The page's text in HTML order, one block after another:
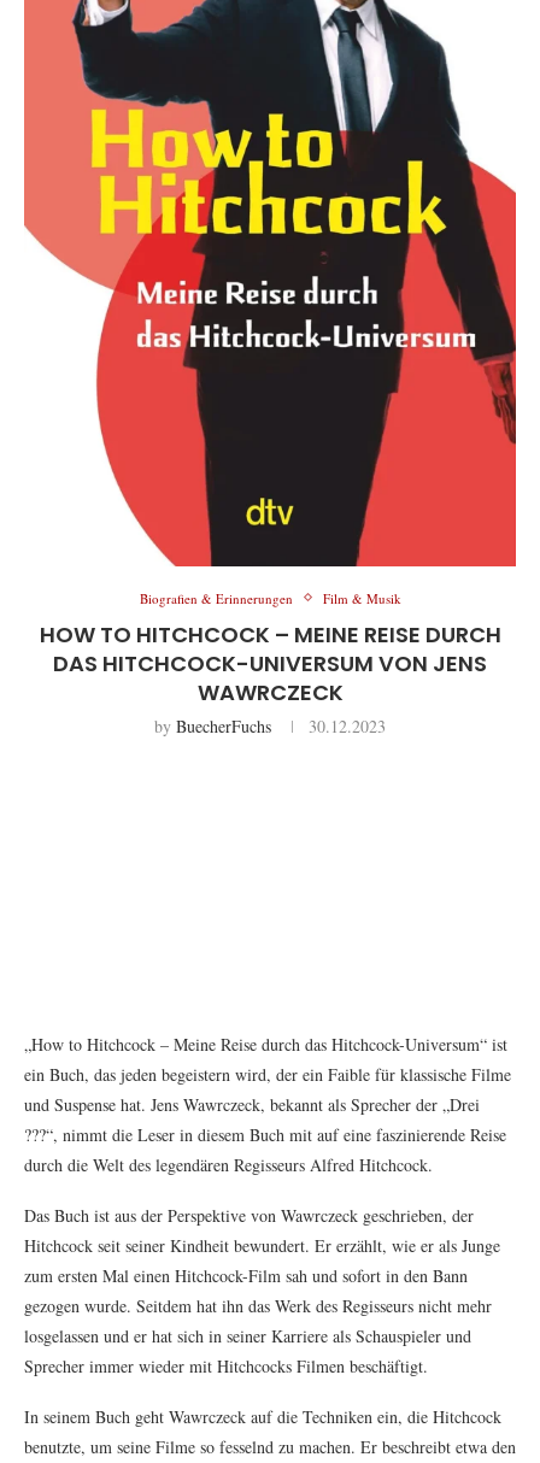
Biografien & Erinnerungen Film & Musik
HOW TO HITCHCOCK – MEINE REISE DURCH
DAS HITCHCOCK-UNIVERSUM VON JENS
WAWRCZECK
by BuecherFuchs 30.12.2023
„How to Hitchcock – Meine Reise durch das Hitchcock-Universum“ ist
ein Buch, das jeden begeistern wird, der ein Faible für klassische Filme
und Suspense hat. Jens Wawrczeck, bekannt als Sprecher der „Drei
???“, nimmt die Leser in diesem Buch mit auf eine faszinierende Reise
durch die Welt des legendären Regisseurs Alfred Hitchcock.
Das Buch ist aus der Perspektive von Wawrczeck geschrieben, der
Hitchcock seit seiner Kindheit bewundert. Er erzählt, wie er als Junge
zum ersten Mal einen Hitchcock-Film sah und sofort in den Bann
gezogen wurde. Seitdem hat ihn das Werk des Regisseurs nicht mehr
losgelassen und er hat sich in seiner Karriere als Schauspieler und
Sprecher immer wieder mit Hitchcocks Filmen beschäftigt.
In seinem Buch geht Wawrczeck auf die Techniken ein, die Hitchcock
benutzte, um seine Filme so fesselnd zu machen. Er beschreibt etwa den